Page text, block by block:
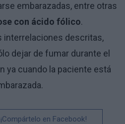
embarazadas, entre otras
con ácido fólico.
interrelaciones descritas,
dejar de fumar durante el
ya cuando la paciente está
en Facebook!